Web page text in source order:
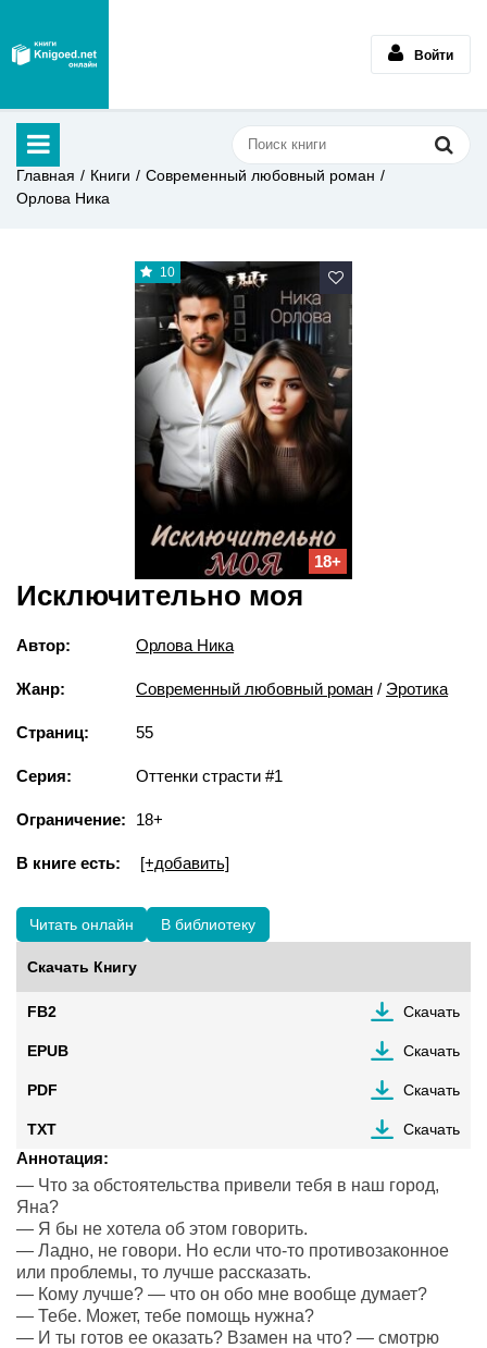
Войти
Главная Книги
Современный любовный роман
Орлова Ника
10
18+
Исключительно моя
Автор: Орлова Ника
Жанр: Современный любовный роман / Эротика
Страниц: 55
Серия: Оттенки страсти #1
Ограничение: 18+
В книге есть: [+добавить]
Читать онлайн В библиотеку
Скачать Книгу
FB2 Скачать
EPUB Скачать
PDF Скачать
TXT Скачать
Аннотация:
— Что за обстоятельства привели тебя в наш город,
Яна?
— Я бы не хотела об этом говорить.
— Ладно, не говори. Но если что-то противозаконное
или проблемы, то лучше рассказать.
— Кому лучше? — что он обо мне вообще думает?
— Тебе. Может, тебе помощь нужна?
— И ты готов ее оказать? Взамен на что? — смотрю